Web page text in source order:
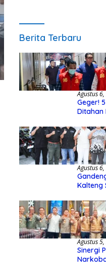
Berita Terbaru
Agustus
Geger!
Ditahan
Hibah
Agustus
Kalteng
Agustus
Sinergi